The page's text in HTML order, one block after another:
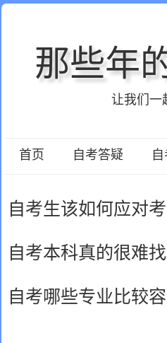
那些年
让我们一
首页 自考答疑
自考生该如何应对
自考本科真的很难找
自考哪些专业比较容